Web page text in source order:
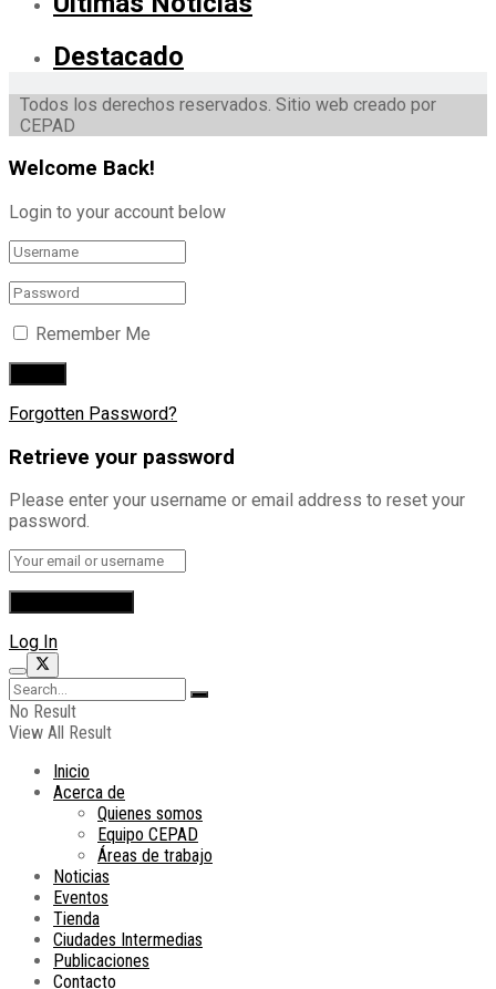
Destacado
Todos los derechos reservados. Sitio web creado por
CEPAD
Welcome Back!
Login to your account below
Remember Me
Forgotten Password?
Retrieve your password
Please enter your username or email address to reset your
password.
Log In
No Result
View All Result
Inicio
Acerca de
Quienes somos
Equipo CEPAD
Áreas de trabajo
Noticias
Eventos
Tienda
Ciudades Intermedias
Publicaciones
Contacto